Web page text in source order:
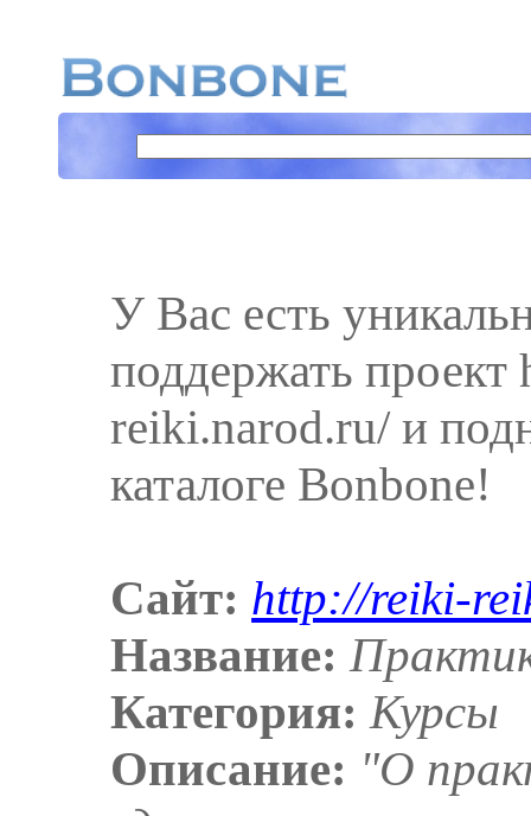
У Вас есть
поддержать
reiki.narod.ru/ и
каталоге Bonbone!
Сайт: http://reiki-
Название:
Категория: Курсы
Описание: "О